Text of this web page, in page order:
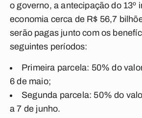
o governo, a antecipação do 13º
economia cerca de R$ 56,7
serão pagas junto com os
seguintes períodos:
Primeira parcela: 50% do
6 de maio;
Segunda parcela: 50% do
a 7 de junho.